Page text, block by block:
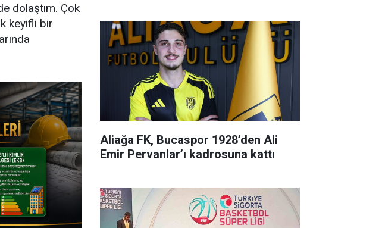
dolaştım. Çok
keyifli bir
Aliağa FK, Bucaspor 1928’den Ali
Emir Pervanlar’ı kadrosuna kattı